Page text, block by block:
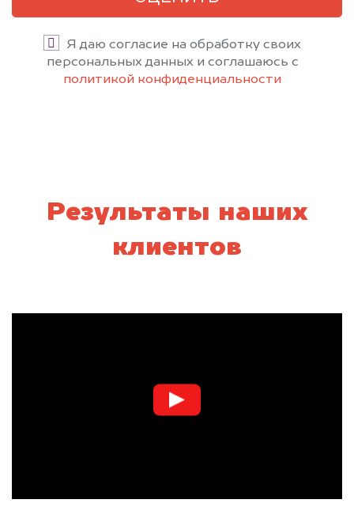
Я даю согласие на обработку своих
персональных данных и соглашаюсь с
политикой конфиденциальности
Результаты наших
клиентов